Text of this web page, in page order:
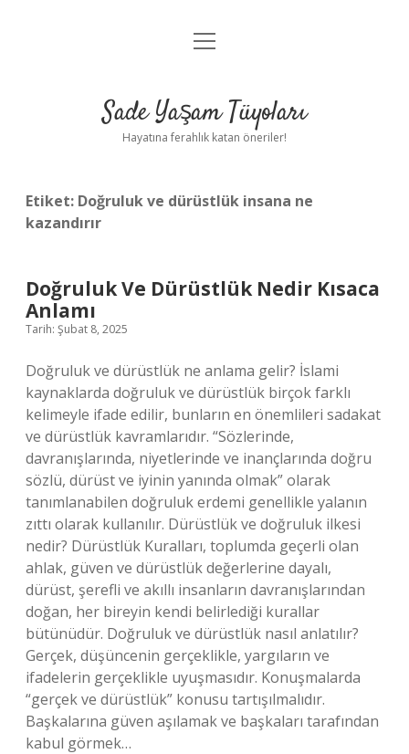
Anasayfa
Yasal Uyarı
menüyü
Sade Yaşam Tüyoları
Hayatına ferahlık katan öneriler!
Etiket: Doğruluk ve dürüstlük insana ne
kazandırır
Doğruluk Ve Dürüstlük Nedir Kısaca
Anlamı
Tarih: Şubat 8, 2025
Doğruluk ve dürüstlük ne anlama gelir? İslami
kaynaklarda doğruluk ve dürüstlük birçok farklı
kelimeyle ifade edilir, bunların en önemlileri sadakat
ve dürüstlük kavramlarıdır. “Sözlerinde,
davranışlarında, niyetlerinde ve inançlarında doğru
sözlü, dürüst ve iyinin yanında olmak” olarak
tanımlanabilen doğruluk erdemi genellikle yalanın
zıttı olarak kullanılır. Dürüstlük ve doğruluk ilkesi
nedir? Dürüstlük Kuralları, toplumda geçerli olan
ahlak, güven ve dürüstlük değerlerine dayalı,
dürüst, şerefli ve akıllı insanların davranışlarından
doğan, her bireyin kendi belirlediği kurallar
bütünüdür. Doğruluk ve dürüstlük nasıl anlatılır?
Gerçek, düşüncenin gerçeklikle, yargıların ve
ifadelerin gerçeklikle uyuşmasıdır. Konuşmalarda
“gerçek ve dürüstlük” konusu tartışılmalıdır.
Başkalarına güven aşılamak ve başkaları tarafından
kabul görmek…